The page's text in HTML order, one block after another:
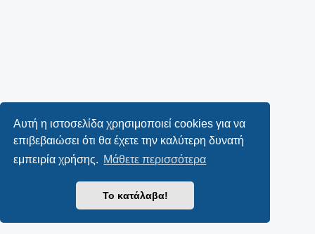
Αυτή η ιστοσελίδα χρησιμοποιεί cookies για να
επιβεβαιώσει ότι θα έχετε την καλύτερη δυνατή
εμπειρία χρήσης. Μάθετε περισσότερα
Το κατάλαβα!